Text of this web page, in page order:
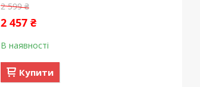
2 599 ₴
2 457 ₴
В наявності
Купити